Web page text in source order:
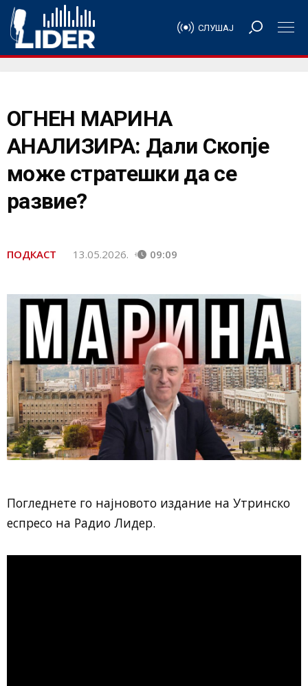
СЛУШАЈ
ОГНЕН МАРИНА
АНАЛИЗИРА: Дали Скопје
може стратешки да се
развие?
ПОДКАСТ 13.05.2026. 09:09
Погледнете го најновото издание на Утринско
еспресо на Радио Лидер.